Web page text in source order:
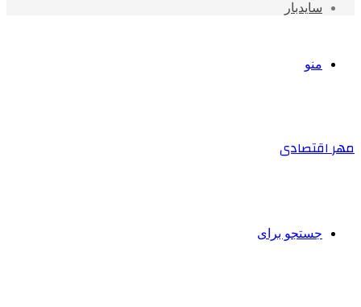
سایدبار
منو
مهر اقتصادی
جستجو برای